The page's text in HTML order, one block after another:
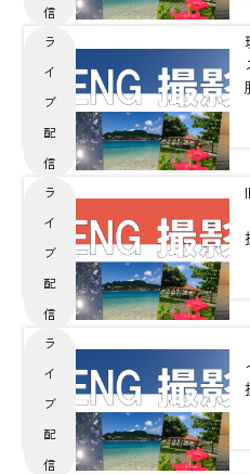
信
ラ
イ
ブ
配
信
ラ
イ
ブ
配
信
ラ
イ
ブ
配
信